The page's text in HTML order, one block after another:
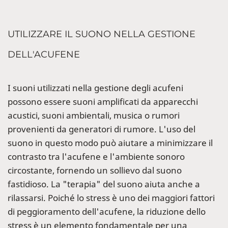
UTILIZZARE IL SUONO NELLA GESTIONE
DELL'ACUFENE
I suoni utilizzati nella gestione degli acufeni
possono essere suoni amplificati da apparecchi
acustici, suoni ambientali, musica o rumori
provenienti da generatori di rumore. L'uso del
suono in questo modo può aiutare a minimizzare il
contrasto tra l'acufene e l'ambiente sonoro
circostante, fornendo un sollievo dal suono
fastidioso. La "terapia" del suono aiuta anche a
rilassarsi. Poiché lo stress è uno dei maggiori fattori
di peggioramento dell'acufene, la riduzione dello
stress è un elemento fondamentale per una